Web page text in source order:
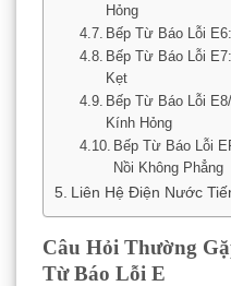
Hỏng
Bếp Từ Báo Lỗi
Bếp Từ Báo Lỗi
Kẹt
Bếp Từ Báo Lỗi
Kính Hỏng
Bếp Từ Báo Lỗi
Nồi Không Phẳng
Liên Hệ Điện Nước
Câu Hỏi Thường
Từ Báo Lỗi E